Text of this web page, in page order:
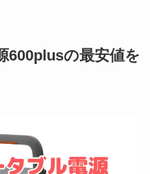
600plusの最安値を